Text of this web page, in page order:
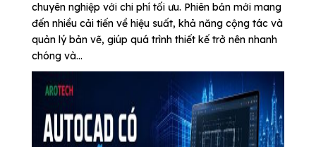
chuyên nghiệp với chi phí tối ưu. Phiên bản mới mang
đến nhiều cải tiến về hiệu suất, khả năng cộng tác và
quản lý bản vẽ, giúp quá trình thiết kế trở nên nhanh
chóng và...